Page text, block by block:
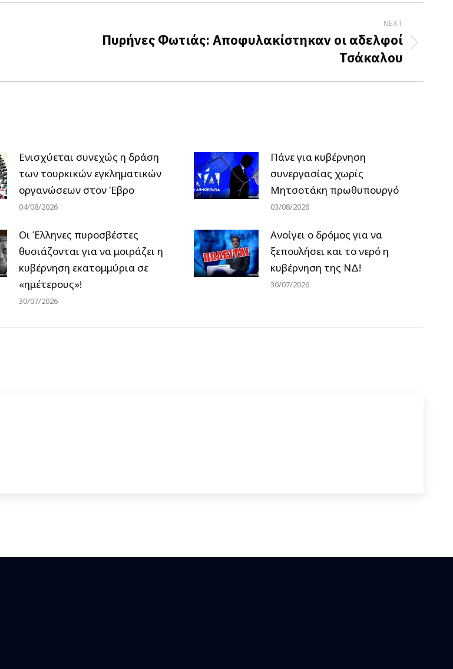
NEXT
Πυρήνες Φωτιάς: Αποφυλακίστηκαν οι αδελφοί
Τσάκαλου
Ενισχύεται συνεχώς η δράση
των τουρκικών εγκληματικών
οργανώσεων στον Έβρο
04/08/2026
Πάνε για κυβέρνηση
συνεργασίας χωρίς
Μητσοτάκη πρωθυπουργό
03/08/2026
Οι Έλληνες πυροσβέστες
θυσιάζονται για να μοιράζει η
κυβέρνηση εκατομμύρια σε
«ημέτερους»!
30/07/2026
Ανοίγει ο δρόμος για να
ξεπουλήσει και το νερό η
κυβέρνηση της ΝΔ!
30/07/2026